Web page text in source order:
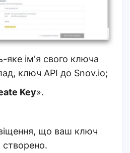
яке імʼя свого ключа
ключ API до Snov.io;
Key».
що ваш ключ
створено.